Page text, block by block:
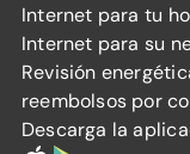
Internet para tu
Internet para su
Revisión
reembolsos por
Descarga la